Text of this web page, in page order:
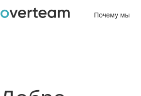
Почему мы